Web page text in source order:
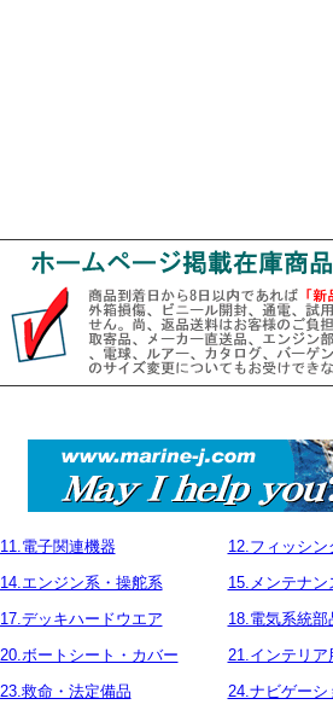
11.電子関連機器
12.フィッシン
14.エンジン系・操舵系
15.メンテナン
17.デッキハードウエア
18.電気系統部
20.ボートシート・カバー
21.インテリア
23.救命・法定備品
24.ナビゲーシ